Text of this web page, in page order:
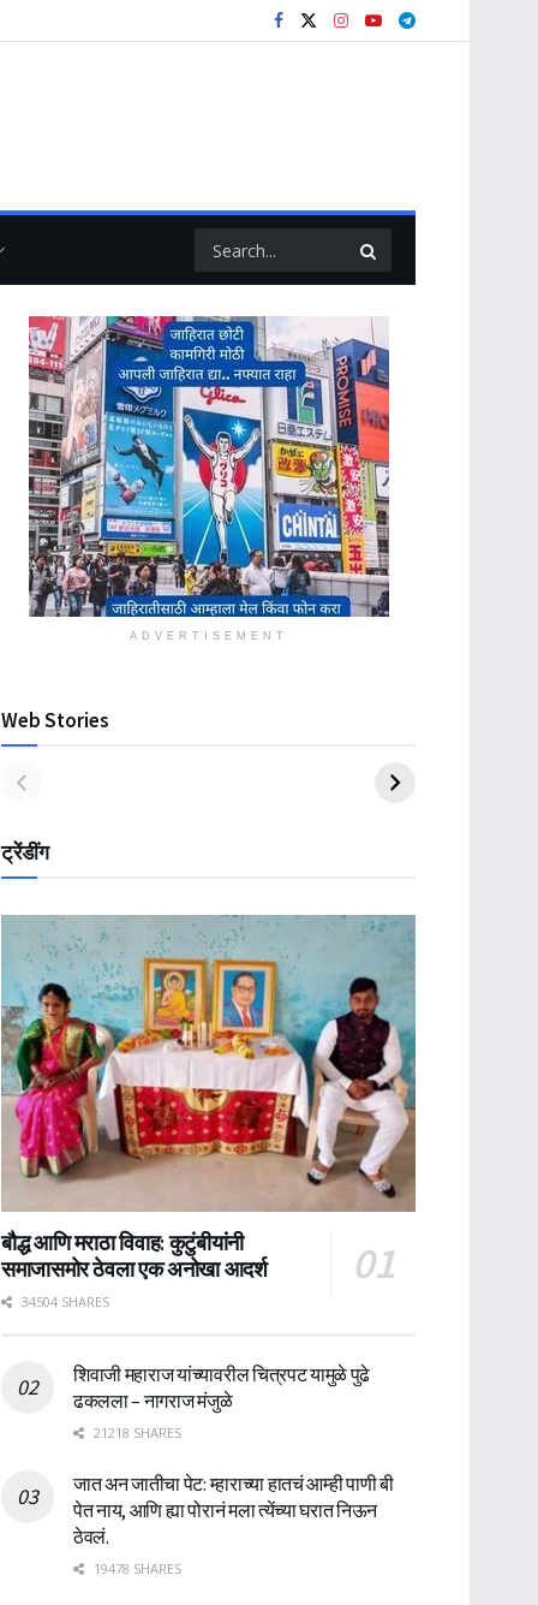
ADVERTISEMENT
Web Stories
ट्रेंडींग
बौद्ध आणि मराठा विवाह: कुटुंबीयांनी
समाजासमोर ठेवला एक अनोखा आदर्श
34504 SHARES
शिवाजी महाराज यांच्यावरील चित्रपट यामुळे पुढे
ढकलला – नागराज मंजुळे
21218 SHARES
जात अन जातीचा पेट: म्हाराच्या हातचं आम्ही पाणी बी
पेत नाय, आणि ह्या पोरानं मला त्येंच्या घरात निऊन
ठेवलं.
19478 SHARES